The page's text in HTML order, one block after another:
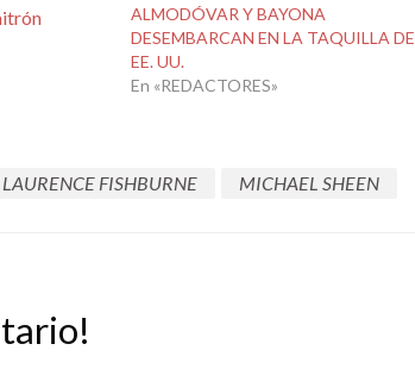
ALMODÓVAR Y BAYONA
DESEMBARCAN EN LA TAQUILLA DE
EE. UU.
En «REDACTORES»
LAURENCE FISHBURNE
MICHAEL SHEEN